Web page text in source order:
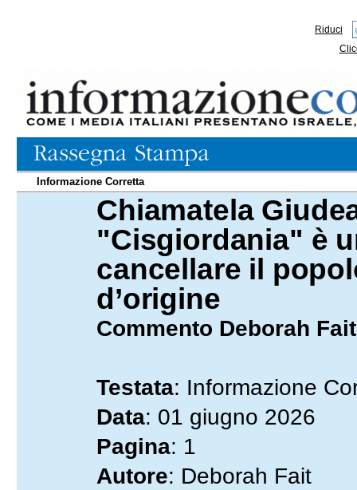
Riduci
Informazione Corretta
Chiamatela
"Cisgiordania" è
cancellare il
d’origine
Commento Deborah Fait
Testata: Informazione
Data: 01 giugno 2026
Pagina: 1
Autore: Deborah Fait